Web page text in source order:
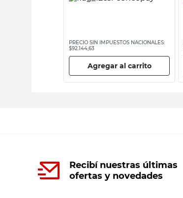
PRECIO SIN IMPUESTOS NACIONALES:
$92.144,63
Agregar al carrito
Recibí nuestras últimas
ofertas y novedades